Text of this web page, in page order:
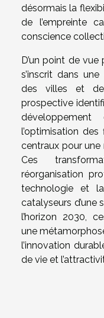
désormais la
de l’empreinte
conscience
D’un point de
s’inscrit dans
des villes et
prospective
l’optimisation
centraux pour
Ces
réorganisation
technologie et
catalyseurs d’une
l’horizon 2030,
une
l’innovation
de vie et